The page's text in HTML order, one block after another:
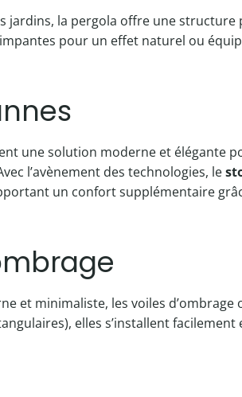
jardins, la pergola offre une
pour un effet naturel ou
une solution moderne et élégante
l’avènement des technologies, le
un confort supplémentaire
et minimaliste, les voiles
elles s’installent